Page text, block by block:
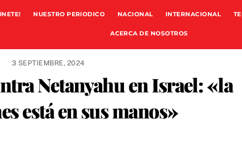
NUESTRO PERIODICO NACIONAL INTERNACIONAL
ACERCA DE NOSOTROS
3 SEPTIEMBRE, 2024
Netanyahu en Israel: «la
está en sus manos»